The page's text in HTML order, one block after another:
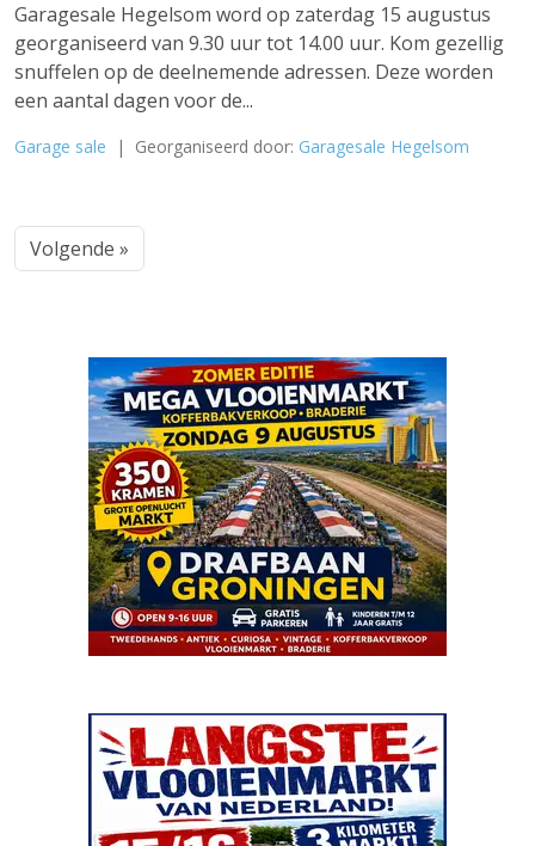
Garagesale Hegelsom word op zaterdag 15 augustus
georganiseerd van 9.30 uur tot 14.00 uur. Kom gezellig
snuffelen op de deelnemende adressen. Deze worden
een aantal dagen voor de...
Garage sale | Georganiseerd door: Garagesale Hegelsom
Volgende »